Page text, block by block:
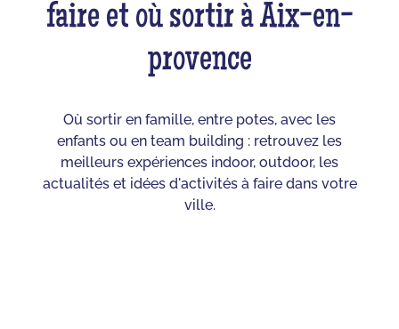
faire et où sortir à Aix-en-
provence
Où sortir en famille, entre potes, avec les
enfants ou en team building : retrouvez les
meilleurs expériences indoor, outdoor, les
actualités et idées d'activités à faire dans votre
ville.